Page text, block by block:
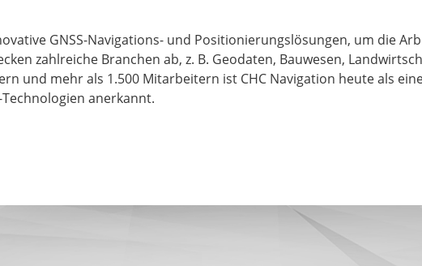
GNSS-Navigations- und Positionierungslösungen, um die
zahlreiche Branchen ab, z. B. Geodaten, Bauwesen,
und mehr als 1.500 Mitarbeitern ist CHC Navigation heute als
anerkannt.